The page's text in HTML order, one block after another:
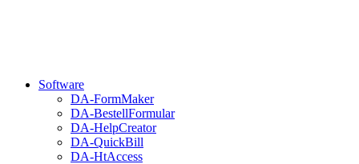
Software
DA-FormMaker
DA-BestellFormular
DA-HelpCreator
DA-QuickBill
DA-HtAccess